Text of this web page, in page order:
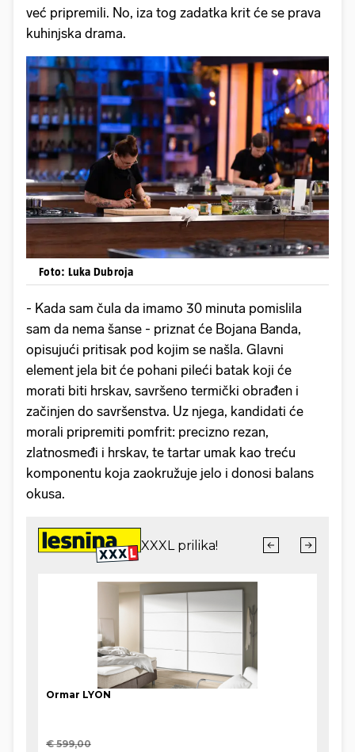
već pripremili. No, iza tog zadatka krit će se prava
kuhinjska drama.
Foto: Luka Dubroja
- Kada sam čula da imamo 30 minuta pomislila
sam da nema šanse - priznat će Bojana Banda,
opisujući pritisak pod kojim se našla. Glavni
element jela bit će pohani pileći batak koji će
morati biti hrskav, savršeno termički obrađen i
začinjen do savršenstva. Uz njega, kandidati će
morali pripremiti pomfrit: precizno rezan,
zlatnosmeđi i hrskav, te tartar umak kao treću
komponentu koja zaokružuje jelo i donosi balans
okusa.